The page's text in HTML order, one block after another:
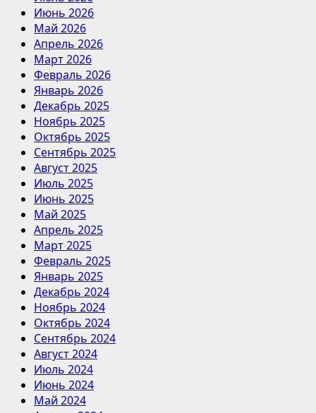
Июнь 2026
Май 2026
Апрель 2026
Март 2026
Февраль 2026
Январь 2026
Декабрь 2025
Ноябрь 2025
Октябрь 2025
Сентябрь 2025
Август 2025
Июль 2025
Июнь 2025
Май 2025
Апрель 2025
Март 2025
Февраль 2025
Январь 2025
Декабрь 2024
Ноябрь 2024
Октябрь 2024
Сентябрь 2024
Август 2024
Июль 2024
Июнь 2024
Май 2024